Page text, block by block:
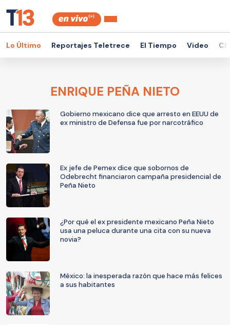
Lo Último Reportajes Teletrece El Tiempo Video
ENRIQUE PEÑA NIETO
Gobierno mexicano dice que arresto en EEUU de
ex ministro de Defensa fue por narcotráfico
Ex jefe de Pemex dice que sobornos de
Odebrecht financiaron campaña presidencial de
Peña Nieto
¿Por qué el ex presidente mexicano Peña Nieto
usa una peluca durante una cita con su nueva
novia?
México: la inesperada razón que hace más felices
a sus habitantes